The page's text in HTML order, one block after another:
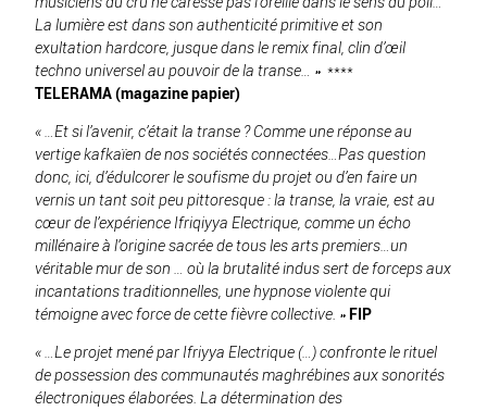
La lumière est dans son authenticité primitive et son
exultation hardcore, jusque dans le remix final, clin d’œil
techno universel au pouvoir de la transe… » ****
TELERAMA (magazine papier)
« …Et si l’avenir, c’était la transe ? Comme une réponse au
vertige kafkaïen de nos sociétés connectées…Pas question
donc, ici, d’édulcorer le soufisme du projet ou d’en faire un
vernis un tant soit peu pittoresque : la transe, la vraie, est au
cœur de l’expérience Ifriqiyya Electrique, comme un écho
millénaire à l’origine sacrée de tous les arts premiers…un
véritable mur de son … où la brutalité indus sert de forceps aux
incantations traditionnelles, une hypnose violente qui
témoigne avec force de cette fièvre collective. » FIP
« …Le projet mené par Ifriyya Electrique (…) confronte le rituel
de possession des communautés maghrébines aux sonorités
électroniques élaborées. La détermination des